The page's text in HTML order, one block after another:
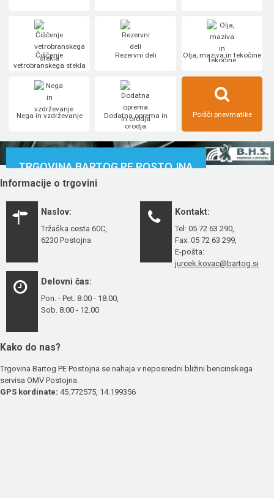
Čiščenje
vetrobranskega stekla
Rezervni deli Olja, maziva in tekočine
Nega in vzdrževanje
Dodatna oprema in
orodja
Poišči pnevmatike
TRGOVINA BARTOG PE POSTOJNA
Informacije o trgovini
Naslov:
Tržaška cesta 60C,
6230 Postojna
Kontakt:
Tel: 05 72 63 290,
Fax: 05 72 63 299,
E-pošta:
jurcek.kovac@bartog.si
Delovni čas:
Pon. - Pet. 8.00 - 18.00,
Sob. 8.00 - 12.00
Kako do nas?
Trgovina Bartog PE Postojna se nahaja v neposredni bližini bencinskega
servisa OMV Postojna.
GPS kordinate: 45.772575, 14.199356